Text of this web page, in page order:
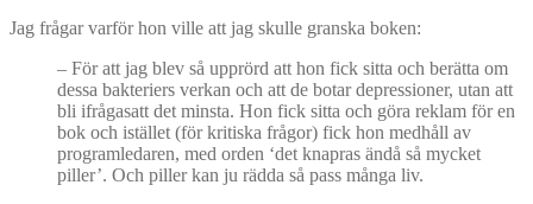
Jag frågar varför hon ville att jag skulle granska boken:
– För att jag blev så upprörd att hon fick sitta och berätta om
dessa bakteriers verkan och att de botar depressioner, utan att
bli ifrågasatt det minsta. Hon fick sitta och göra reklam för en
bok och istället (för kritiska frågor) fick hon medhåll av
programledaren, med orden ‘det knapras ändå så mycket
piller’. Och piller kan ju rädda så pass många liv.